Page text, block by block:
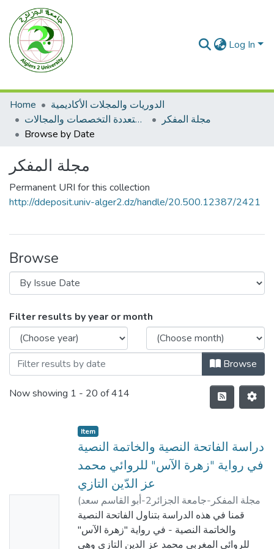
Log In
Home
الدوريات والمجلات الأكاديمية
مجلات متعددة التخصصات والمجالات
مجلة المفكر
Browse by Date
مجلة المفكر
Permanent URI for this collection
http://ddeposit.univ-alger2.dz/handle/20.500.12387/2421
Browse
Filter results by year or month
Browse
Now showing 1 - 20 of 414
Item
دراسة الفاتحة النصية والخاتمة النصية
في رواية "زهرة الآس" للروائي محمد
عز الدّين التازي
(مجلة المفكر-جامعة الجزائر2-أبو القاسم سعد
الله-,
2017-05-20 ) بنابي, نسيمة
قمنا في هذه الدراسة بتناول الفاتحة النصية
والخاتمة النصية - في رواية "زهرة الآس"
للروائي المغربي محمد عز الدين التازي وهي